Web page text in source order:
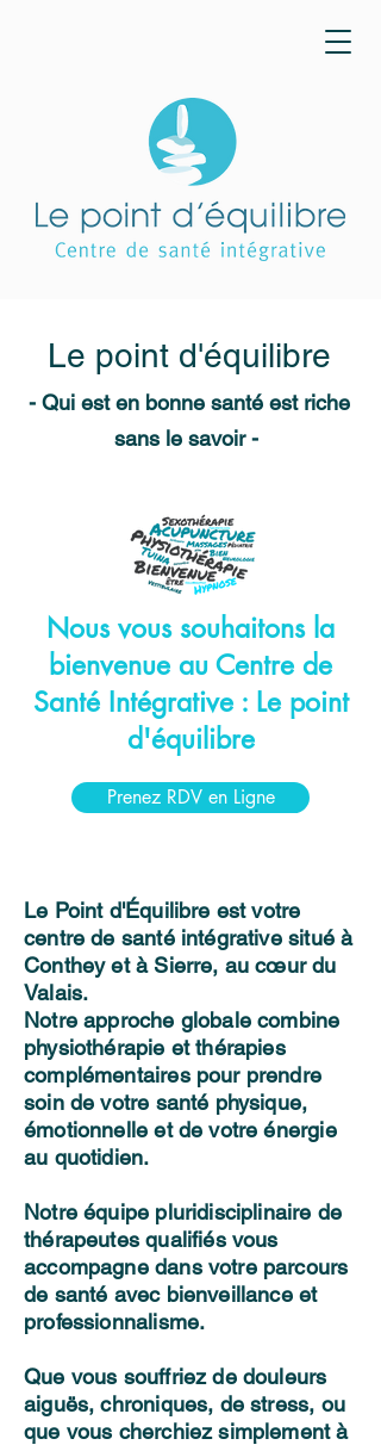
Le point d'équilibre
- Qui est en bonne santé est riche
sans le savoir -
Nous vous souhaitons la
bienvenue au Centre de
Santé Intégrative : Le point
d'équilibre
Prenez RDV en Ligne
Le Point d'Équilibre est votre
centre de santé intégrative situé à
Conthey et à Sierre, au cœur du
Valais.
Notre approche globale combine
physiothérapie et thérapies
complémentaires pour prendre
soin de votre santé physique,
émotionnelle et de votre énergie
au quotidien.
Notre équipe pluridisciplinaire de
thérapeutes qualifiés vous
accompagne dans votre parcours
de santé avec bienveillance et
professionnalisme.
Que vous souffriez de douleurs
aiguës, chroniques, de stress, ou
que vous cherchiez simplement à